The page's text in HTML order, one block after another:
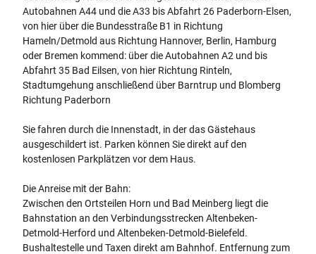
Autobahnen A44 und die A33 bis Abfahrt 26 Paderborn-Elsen,
von hier über die Bundesstraße B1 in Richtung
Hameln/Detmold aus Richtung Hannover, Berlin, Hamburg
oder Bremen kommend: über die Autobahnen A2 und bis
Abfahrt 35 Bad Eilsen, von hier Richtung Rinteln,
Stadtumgehung anschließend über Barntrup und Blomberg
Richtung Paderborn
Sie fahren durch die Innenstadt, in der das Gästehaus
ausgeschildert ist. Parken können Sie direkt auf den
kostenlosen Parkplätzen vor dem Haus.
Die Anreise mit der Bahn:
Zwischen den Ortsteilen Horn und Bad Meinberg liegt die
Bahnstation an den Verbindungsstrecken Altenbeken-
Detmold-Herford und Altenbeken-Detmold-Bielefeld.
Bushaltestelle und Taxen direkt am Bahnhof. Entfernung zum